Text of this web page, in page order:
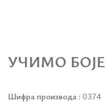
УЧИМО БОЈЕ
Шифра производа : 0374